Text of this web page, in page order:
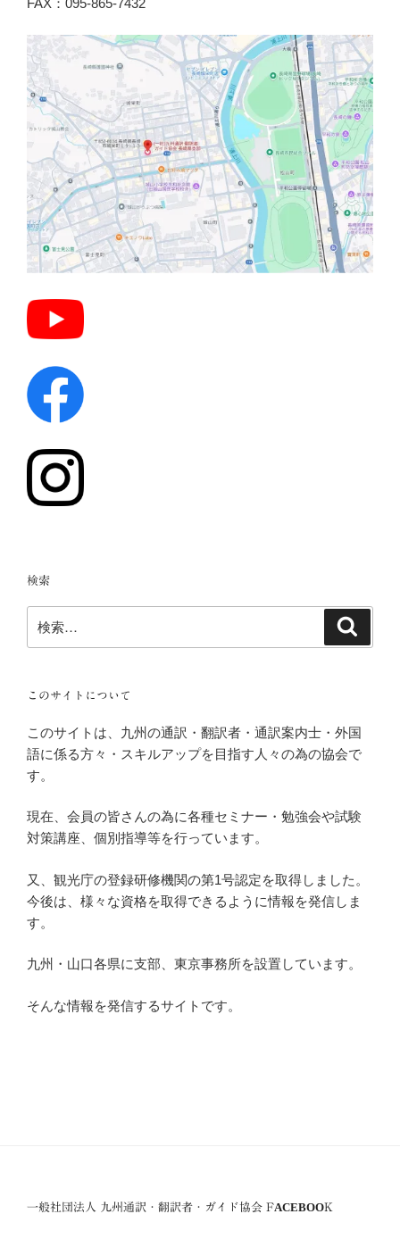
FAX：095-865-7432
検索
索:
このサイトについて
このサイトは、九州の通訳・翻訳者・通訳案内士・外国
語に係る方々・スキルアップを目指す人々の為の協会で
す。
現在、会員の皆さんの為に各種セミナー・勉強会や試験
対策講座、個別指導等を行っています。
又、観光庁の登録研修機関の第1号認定を取得しました。
今後は、様々な資格を取得できるように情報を発信しま
す。
九州・山口各県に支部、東京事務所を設置しています。
そんな情報を発信するサイトです。
一般社団法人 九州通訳・翻訳者・ガイド協会 FACEBOOK